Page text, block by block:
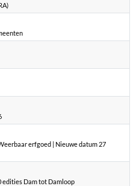
erfgoed | Nieuwe datum 27
Dam tot Damloop